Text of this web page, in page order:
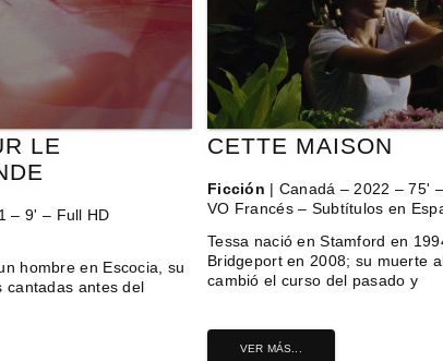
LE
– 9' – Full HD
hombre en Escocia, su
cantadas antes del
CETTE MAISON
Ficción | Canadá – 2022 – 75'
VO Francés – Subtítulos en
Tessa nació en Stamford en
Bridgeport en 2008; su muerte
cambió el curso del pasado y
VER MÁS...